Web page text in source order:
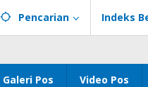
Pencarian Indeks
Galeri Pos Video Pos